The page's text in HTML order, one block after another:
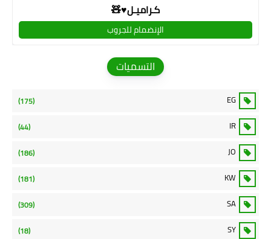
كـراميـل♥🧸
الإنضمام للجروب
التسميات
EG
(175)
IR
(44)
JO
(186)
KW
(181)
SA
(309)
SY
(18)